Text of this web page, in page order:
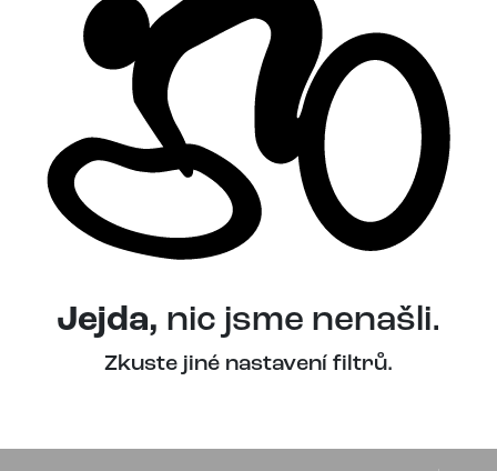
Jejda, nic jsme nenašli.
Zkuste jiné nastavení filtrů.